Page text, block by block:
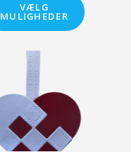
VÆLG
MULIGHEDER